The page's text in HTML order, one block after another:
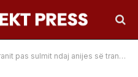
pas sulmit ndaj anijes së transportit